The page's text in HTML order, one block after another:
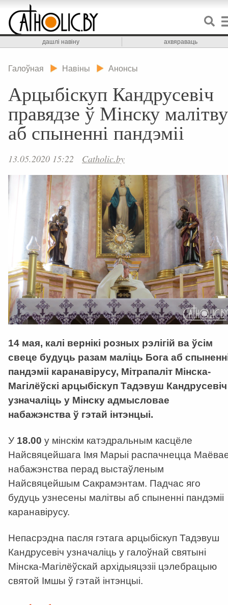
дашлі навіну ахвяраваць
Галоўная Навіны Анонсы
Арцыбіскуп Кандрусевіч
правядзе ў Мінску малітву
аб спыненні пандэміі
13.05.2020 15:22 Catholic.by
14 мая, калі вернікі розных рэлігій ва ўсім
свеце будуць разам маліць Бога аб
пандэміі каранавірусу, Мітрапаліт Мінска-
Магілёўскі арцыбіскуп Тадэвуш Кандрусевіч
узначаліць у Мінску адмысловае
набажэнства ў гэтай інтэнцыі.
У 18.00 у мінскім катэдральным касцёле
Найсвяцейшага Імя Марыі распачнецца
набажэнства перад выстаўленым
Найсвяцейшым Сакрамэнтам. Падчас яго
будуць узнесены малітвы аб спыненні пандэміі
каранавірусу.
Непасрэдна пасля гэтага арцыбіскуп Тадэвуш
Кандрусевіч узначаліць у галоўнай святыні
Мінска-Магілёўскай архідыяцэзіі цэлебрацыю
святой Імшы ў гэтай інтэнцыі.